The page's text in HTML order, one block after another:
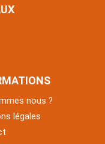
nous ?
légales